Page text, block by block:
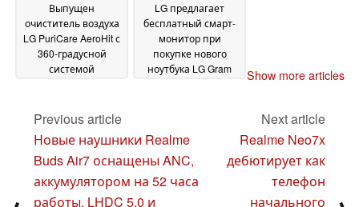
Выпущен
очиститель воздуха
LG PuriCare AeroHit с
360-градусной
системой
LG предлагает
бесплатный смарт-
монитор при
покупке нового
ноутбука LG Gram
Show more articles
Previous article
Новые наушники Realme
Buds Air7 оснащены ANC,
аккумулятором на 52 часа
работы, LHDC 5.0 и
Next article
Realme Neo7x
дебютирует как
телефон
начального